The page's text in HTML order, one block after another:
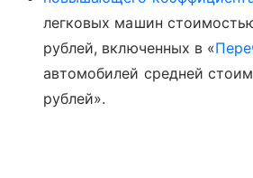
легковых машин
рублей, включенных в «
автомобилей средней
рублей».